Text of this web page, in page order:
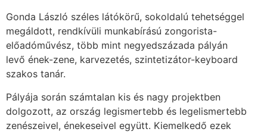
Gonda László széles látókörű, sokoldalú tehetséggel
megáldott, rendkívüli munkabírású zongorista-
előadóművész, több mint negyedszázada pályán
levő ének-zene, karvezetés, szintetizátor-keyboard
szakos tanár.
Pályája során számtalan kis és nagy projektben
dolgozott, az ország legismertebb és legelismertebb
zenészeivel, énekeseivel együtt. Kiemelkedő ezek